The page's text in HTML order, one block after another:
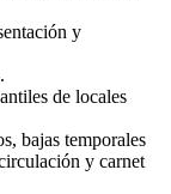
y
de locales
bajas temporales
y carnet